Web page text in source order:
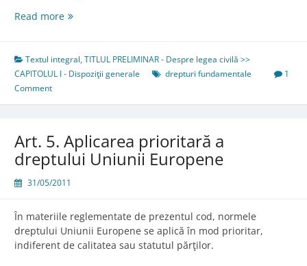
Read moreArt.
prioritară
a
internaţionale
omului
Textul integral,TITLUL PRELIMINAR - Despre legea civilă >>
CAPITOLUL I - Dispoziţii generale
drepturi fundamentale
1
Comment
Art. 5. Aplicarea prioritară a
dreptului Uniunii Europene
31/05/2011
În materiile reglementate de prezentul cod, normele
dreptului Uniunii Europene se aplică în mod prioritar,
indiferent de calitatea sau statutul părţilor.